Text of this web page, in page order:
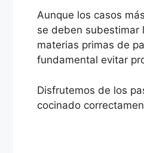
Aunque los casos
se deben subestimar
materias primas de
fundamental evitar
Disfrutemos de los
cocinado